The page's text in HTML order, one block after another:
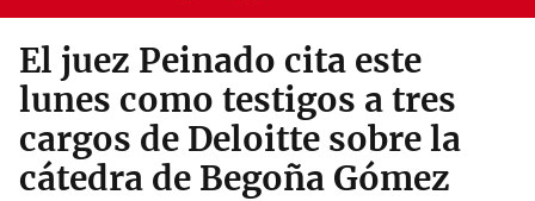
El juez Peinado cita este
lunes como testigos a tres
cargos de Deloitte sobre la
cátedra de Begoña Gómez